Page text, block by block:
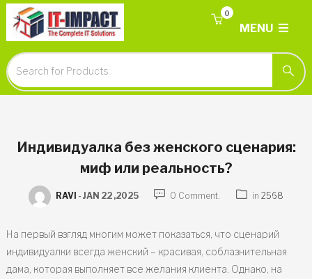
MENU
0
Индивидуалка без женского сценария:
миф или реальность?
RAVI - JAN 22 ,2025 0 Comment. in 2568
На первый взгляд многим может показаться, что сценарий
индивидуалки всегда женский – красивая, соблазнительная
дама, которая выполняет все желания клиента. Однако, на